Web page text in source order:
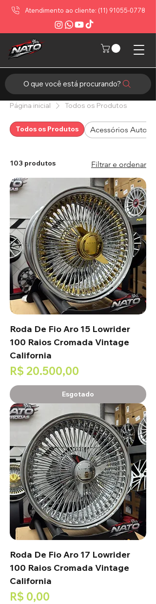
O que você está procurando?
Atendimento ao cliente: (11) 91055-0778
Página inicial Todos os Produtos
Todos os Produtos Acessórios
103 produtos Filtrar e ordenar
Roda De Fio Aro 15 Lowrider
100 Raios Cromada Vintage
California
Preço
R$ 20.500,00
Esgotado
Roda De Fio Aro 17 Lowrider
100 Raios Cromada Vintage
California
Preço
R$ 0,00